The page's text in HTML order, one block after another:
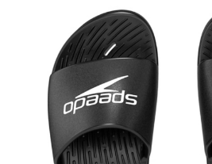
Accesorii inot
Genti si rucsacuri
Tricouri, pantaloni, bluze
Costume profesionale inot